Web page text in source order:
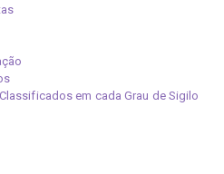
em cada Grau de Sigilo